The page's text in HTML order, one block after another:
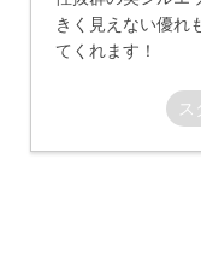
きく見えない優れ
てくれます！
ス